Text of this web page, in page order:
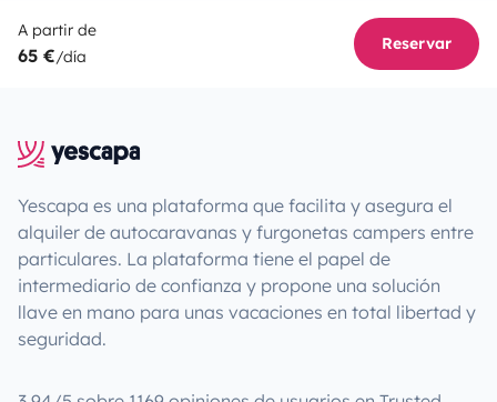
A partir de
65 €/día
Reservar
Yescapa es una plataforma que facilita y asegura el
alquiler de autocaravanas y furgonetas campers entre
particulares. La plataforma tiene el papel de
intermediario de confianza y propone una solución
llave en mano para unas vacaciones en total libertad y
seguridad.